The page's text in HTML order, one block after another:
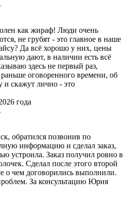
как жираф! Люди очень
не грубят - это главное в наше
Да всё хорошо у них, цены
дают, в наличии есть всё
здесь не первый раз,
оговоренного времени, об
и скажут лично - это
года
обратился позвонив по
информацию и сделал заказ,
устроила. Заказ получил ровно в
Сделал после этого второй
о чем договорились выполнили.
За консультацию Юрия